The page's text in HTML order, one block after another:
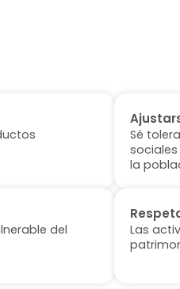
Sé
la
del
Las